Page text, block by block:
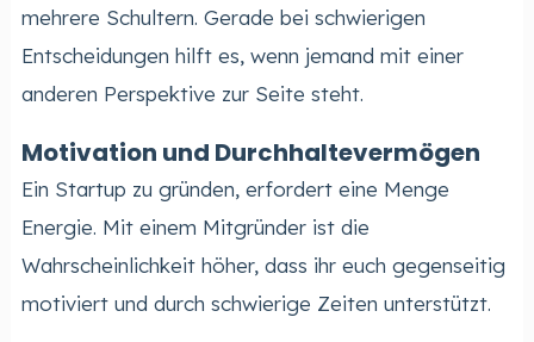
mehrere Schultern. Gerade bei schwierigen
Entscheidungen hilft es, wenn jemand mit einer
anderen Perspektive zur Seite steht.
Motivation und Durchhaltevermögen
Ein Startup zu gründen, erfordert eine Menge
Energie. Mit einem Mitgründer ist die
Wahrscheinlichkeit höher, dass ihr euch gegenseitig
motiviert und durch schwierige Zeiten unterstützt.